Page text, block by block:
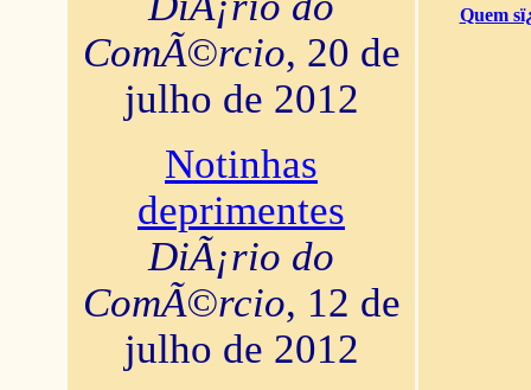
ComÃ©rcio, 20 de
julho de 2012
Notinhas
deprimentes
DiÃ¡rio do
ComÃ©rcio, 12 de
julho de 2012
Quem